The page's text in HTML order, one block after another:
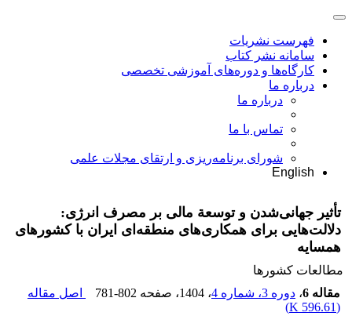
فهرست نشریات
سامانه نشر کتاب
کارگاه‌ها و دوره‌های آموزشی تخصصی
درباره ما
درباره ما
تماس با ما
شورای برنامه‌ریزی و ارتقای مجلات علمی
English
تأثیر جهانی‌شدن و توسعة مالی بر مصرف انرژی:
دلالت‌هایی برای همکاری‌های منطقه‌ای ایران با کشورهای
همسایه
مطالعات کشورها
مقاله 6
، دوره 3، شماره 4 ، 1404 ، صفحه 781-802
اصل مقاله
(
596.61 K
)